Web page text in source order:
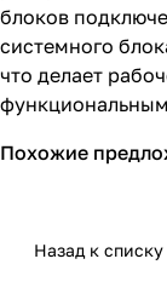
блоков
системного
что делает
Похожие
Назад к списку